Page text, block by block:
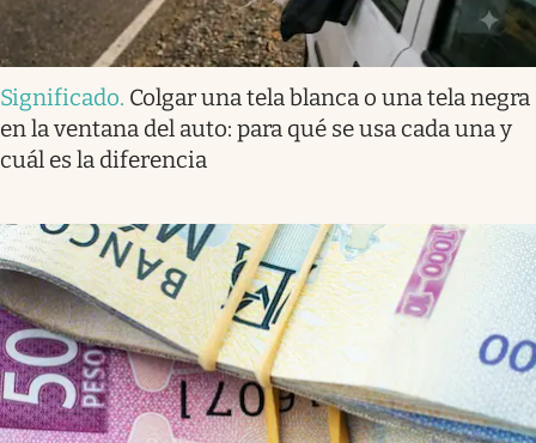
Significado. Colgar una tela blanca o una tela negra
en la ventana del auto: para qué se usa cada una y
cuál es la diferencia